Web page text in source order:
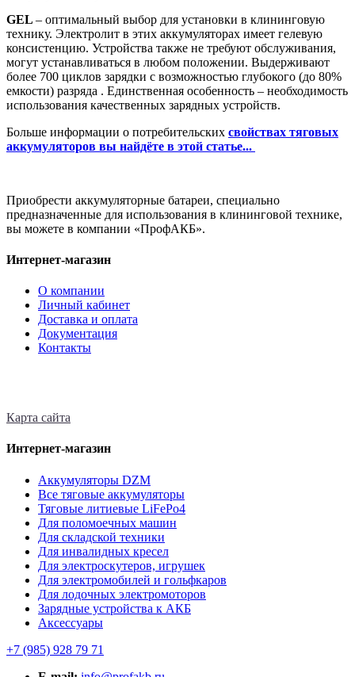
GEL – оптимальный выбор для установки в клининговую
технику. Электролит в этих аккумуляторах имеет гелевую
консистенцию. Устройства также не требуют обслуживания,
могут устанавливаться в любом положении. Выдерживают
более 700 циклов зарядки с возможностью глубокого (до 80%
емкости) разряда . Единственная особенность – необходимость
использования качественных зарядных устройств.
Больше информации о потребительских свойствах тяговых
аккумуляторов вы найдёте в этой статье...
Приобрести аккумуляторные батареи, специально
предназначенные для использования в клининговой технике,
вы можете в компании «ПрофАКБ».
Интернет-магазин
О компании
Личный кабинет
Доставка и оплата
Документация
Контакты
Карта сайта
Интернет-магазин
Аккумуляторы DZM
Все тяговые аккумуляторы
Тяговые литиевые LiFePo4
Для поломоечных машин
Для складской техники
Для инвалидных кресел
Для электроскутеров, игрушек
Для электромобилей и гольфкаров
Для лодочных электромоторов
Зарядные устройства к АКБ
Аксессуары
+7 (985) 928 79 71